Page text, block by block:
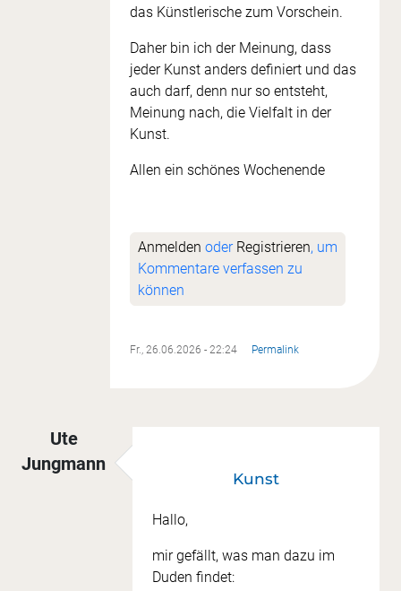
das Künstlerische zum Vorschein.
Daher bin ich der Meinung, dass
jeder Kunst anders definiert und das
auch darf, denn nur so entsteht,
Meinung nach, die Vielfalt in der
Kunst.
Allen ein schönes Wochenende
Anmelden oder Registrieren, um
Kommentare verfassen zu
können
Fr., 26.06.2026 - 22:24 Permalink
Ute
Jungmann
Kunst
Hallo,
mir gefällt, was man dazu im
Duden findet: